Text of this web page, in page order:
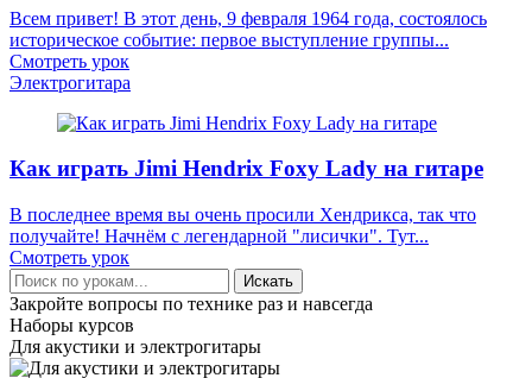
Всем привет! В этот день, 9 февраля 1964 года, состоялось
историческое событие: первое выступление группы...
Смотреть урок
Электрогитара
Как играть Jimi Hendrix Foxy Lady на гитаре
В последнее время вы очень просили Хендрикса, так что
получайте! Начнём с легендарной "лисички". Тут...
Смотреть урок
Искать
Закройте вопросы по технике раз и навсегда
Наборы курсов
Для акустики и электрогитары